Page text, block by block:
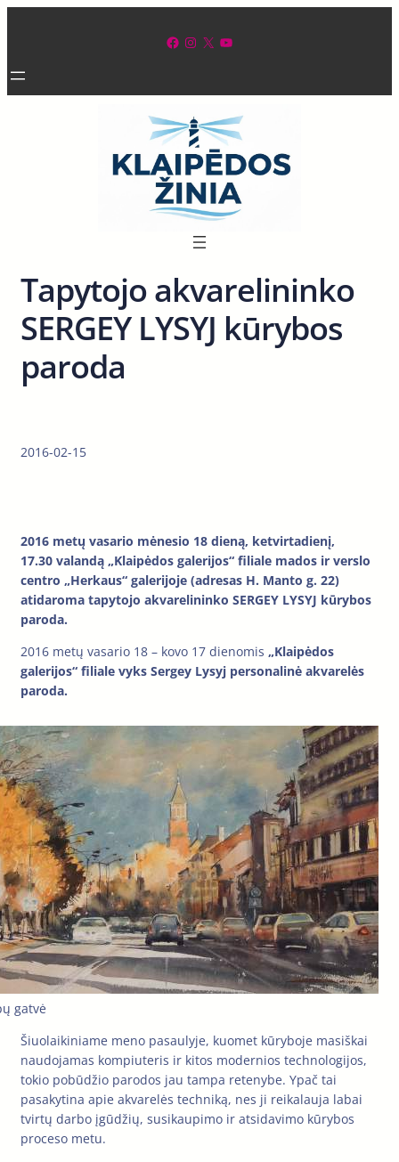
Facebook Instagram X YouTube
Tapytojo akvarelininko
SERGEY LYSYJ kūrybos
paroda
2016-02-15
2016 metų vasario mėnesio 18 dieną, ketvirtadienį,
17.30 valandą „Klaipėdos galerijos“ filiale mados ir verslo
centro „Herkaus“ galerijoje (adresas H. Manto g. 22)
atidaroma tapytojo akvarelininko SERGEY LYSYJ kūrybos
paroda.
2016 metų vasario 18 – kovo 17 dienomis „Klaipėdos
galerijos“ filiale vyks Sergey Lysyj personalinė akvarelės
paroda.
gatvė
Šiuolaikiniame meno pasaulyje, kuomet kūryboje masiškai
naudojamas kompiuteris ir kitos modernios technologijos,
tokio pobūdžio parodos jau tampa retenybe. Ypač tai
pasakytina apie akvarelės techniką, nes ji reikalauja labai
tvirtų darbo įgūdžių, susikaupimo ir atsidavimo kūrybos
proceso metu.